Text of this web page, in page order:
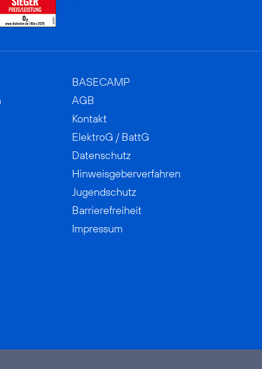
BASECAMP
AGB
Kontakt
ElektroG / BattG
Datenschutz
Hinweisgeberverfahren
Jugendschutz
Barrierefreiheit
Impressum